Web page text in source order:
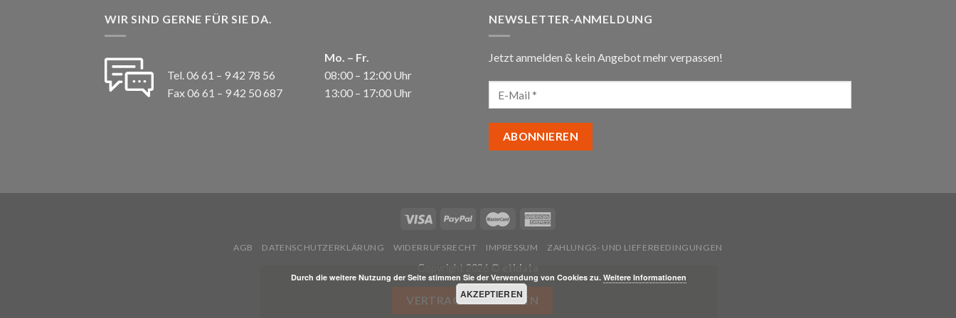
WIR SIND GERNE FÜR SIE DA.
Tel. 06 61 – 9 42 78 56
Fax 06 61 – 9 42 50 687
Mo. – Fr.
08:00 – 12:00 Uhr
13:00 – 17:00 Uhr
NEWSLETTER-ANMELDUNG
Jetzt anmelden & kein Angebot mehr verpassen!
AGB DATENSCHUTZERKLÄRUNG WIDERRUFSRECHT IMPRESSUM ZAHLUNGS- UND LIEFERBEDINGUNGEN
Copyright 2026 © etidata
VERTRAG WIDERRUFEN
Durch die weitere Nutzung der Seite stimmen Sie der Verwendung von Cookies zu. Weitere Informationen
AKZEPTIEREN